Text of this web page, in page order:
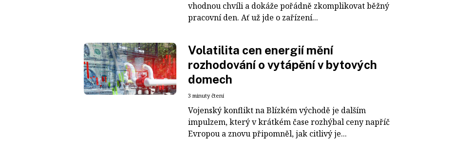
vhodnou chvíli a dokáže pořádně zkomplikovat běžný
pracovní den. Ať už jde o zařízení...
Volatilita cen energií mění
rozhodování o vytápění v bytových
domech
3 minuty čtení
Vojenský konflikt na Blízkém východě je dalším
impulzem, který v krátkém čase rozhýbal ceny napříč
Evropou a znovu připomněl, jak citlivý je...